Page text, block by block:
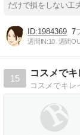
だけで損をしない工
1984369 7
週間IN:10 週間
15
コスメでキ
コスメでキレ